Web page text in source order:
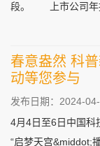
段。 上市公司年报
春意盎然 科
动等您参与
发布日期：2024-
4月4日至6日中国科
“启梦天宫&middot;